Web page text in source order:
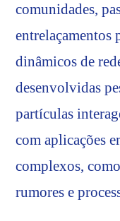
comunidades,
entrelaçamentos
dinâmicos de
desenvolvidas
partículas
com aplicações
complexos,
rumores e